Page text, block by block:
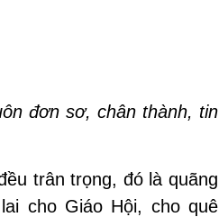
đơn sơ, chân thành, tin
trân trọng, đó là quãng
cho Giáo Hội, cho quê